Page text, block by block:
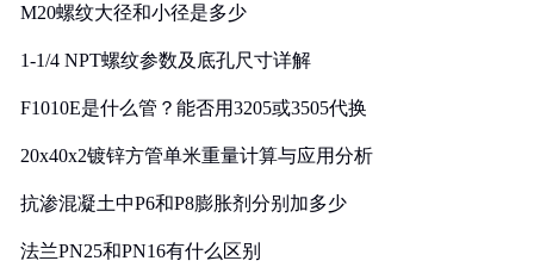
M20螺纹大径和小径是多少
1-1/4 NPT螺纹参数及底孔尺寸详解
F1010E是什么管？能否用3205或3505代换
20x40x2镀锌方管单米重量计算与应用分析
抗渗混凝土中P6和P8膨胀剂分别加多少
法兰PN25和PN16有什么区别